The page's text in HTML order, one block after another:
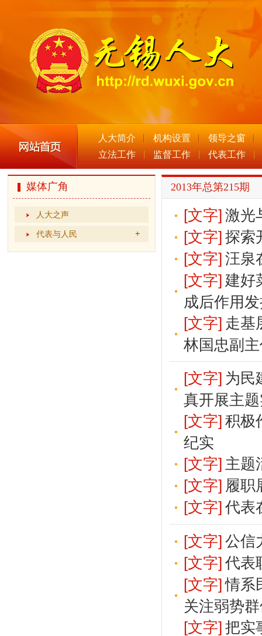
人大简介 机构设置
领导之窗
立法工作
监督工作 代表工作
媒体广角
人大之声
代表与人民
2013年总第215期
[文字] 激光
[文字] 探索
[文字] 汪泉
[文字] 建好
成后作用
[文字] 走基
林国忠副
[文字] 为民
真开展主
[文字] 积极
纪实
[文字] 主题
[文字] 履职
[文字] 代表
[文字] 公信
[文字] 代表
[文字] 情系
关注弱势
[文字] 把实